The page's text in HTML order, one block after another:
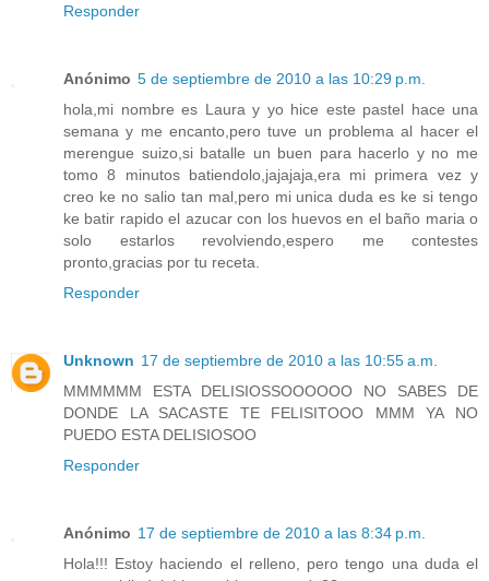
Responder
Anónimo 5 de septiembre de 2010 a las 10:29 p.m.
hola,mi nombre es Laura y yo hice este pastel hace una
semana y me encanto,pero tuve un problema al hacer el
merengue suizo,si batalle un buen para hacerlo y no me
tomo 8 minutos batiendolo,jajajaja,era mi primera vez y
creo ke no salio tan mal,pero mi unica duda es ke si tengo
ke batir rapido el azucar con los huevos en el baño maria o
solo estarlos revolviendo,espero me contestes
pronto,gracias por tu receta.
Responder
Unknown 17 de septiembre de 2010 a las 10:55 a.m.
MMMMMM ESTA DELISIOSSOOOOOO NO SABES DE
DONDE LA SACASTE TE FELISITOOO MMM YA NO
PUEDO ESTA DELISIOSOO
Responder
Anónimo 17 de septiembre de 2010 a las 8:34 p.m.
Hola!!! Estoy haciendo el relleno, pero tengo una duda el